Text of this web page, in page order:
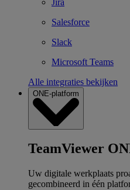
Jira
Salesforce
Slack
Microsoft Teams
Alle integraties bekijken
ONE-platform
TeamViewer
Uw digitale werkplaats
gecombineerd in één